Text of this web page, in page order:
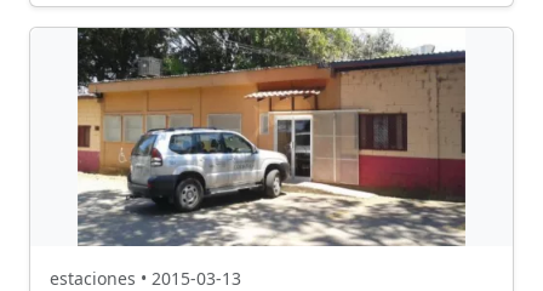
estaciones • 2015-03-13